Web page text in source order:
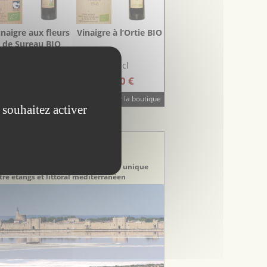
aux fleurs
de Sureau BIO
Vinaigre à l’Ortie BIO
25 cl
5.20 €
Visiter la boutique
à la découverte d’un territoire unique
étangs et littoral méditerranéen
activer